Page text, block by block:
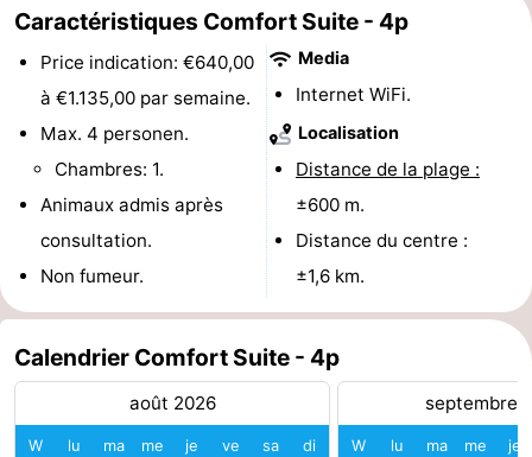
vue
Fermes
-
Terrains
jeux
-
de
intérieures
Bowling
de
golf
de
être
Villages
villes
Sports
Caractéristiques Comfort Suite - 4p
Price indication: €640,00
à €1.135,00 par semaine.
Max. 4 personen.
Chambres: 1.
Animaux admis après
consultation.
Non fumeur.
Media
Internet WiFi.
Localisation
Distance de la plage :
±600 m.
Distance du centre :
±1,6 km.
Calendrier Comfort Suite - 4p
août 2026
W lu ma me je ve sa di
septembre
W lu ma me je